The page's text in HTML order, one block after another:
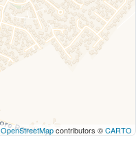
OpenStreetMapcontributors ©CARTO